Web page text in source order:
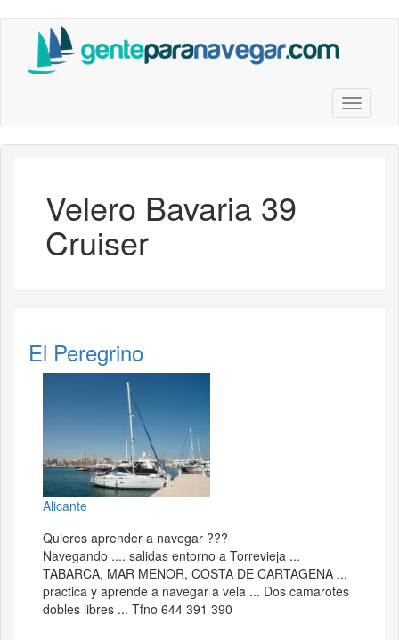
contenido
Toggle
Velero Bavaria 39
Cruiser
El Peregrino
Alicante
Quieres aprender a navegar ???
Navegando .... salidas entorno a Torrevieja ...
TABARCA, MAR MENOR, COSTA DE CARTAGENA ...
practica y aprende a navegar a vela ... Dos camarotes
dobles libres ... Tfno 644 391 390